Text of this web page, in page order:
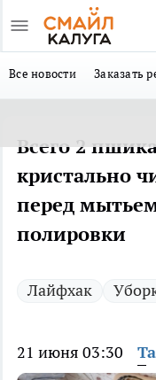
Все новости Заказать
Всего 2
кристально
перед
полировки
Лайфхак
21 июня 03:30